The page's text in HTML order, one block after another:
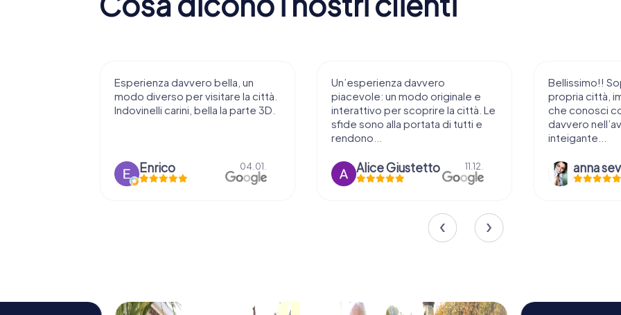
davvero bella, un
diverso per visitare la città.
carini, bella la parte 3D.
04.01.
Un’esperienza davvero
piacevole: un modo originale e
interattivo per scoprire la città. Le
sfide sono alla portata di tutti e
Alice Giustetto 11.12.
Bellissimo!! Soprattutto nella
propria città, immaginarsi i luoghi
che conosci come fossero
davvero nell’avventura…
10.11.